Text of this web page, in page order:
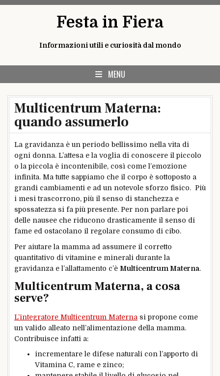
Festa in Fiera
Informazioni utili e curiosità dal mondo
MENU
Multicentrum Materna:
quando assumerlo
La gravidanza è un periodo bellissimo nella vita di
ogni donna. L’attesa e la voglia di conoscere il piccolo
o la piccola è incontenibile, così come l’emozione
infinita. Ma tutte sappiamo che il corpo è sottoposto a
grandi cambiamenti e ad un notevole sforzo fisico. Più
i mesi trascorrono, più il senso di stanchezza e
spossatezza si fa più presente. Per non parlare poi
delle nausee che riducono drasticamente il senso di
fame ed ostacolano il regolare consumo di cibo.
Per aiutare la mamma ad assumere il corretto
quantitativo di vitamine e minerali durante la
gravidanza e l’allattamento c’è Multicentrum Materna.
Multicentrum Materna, a cosa
serve?
L’integratore Multicentrum Materna si propone come
un valido alleato nell’alimentazione della mamma.
Contribuisce infatti a:
incrementare le difese naturali con l’apporto di
Vitamina C, rame e zinco;